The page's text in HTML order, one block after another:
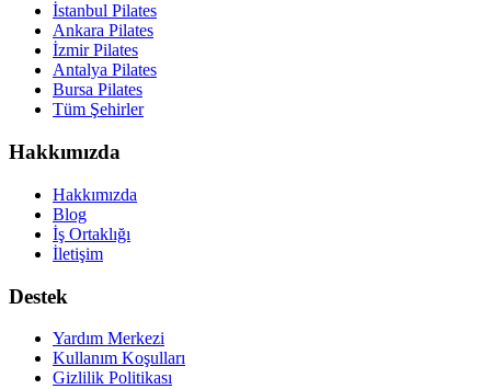
İstanbul Pilates
Ankara Pilates
İzmir Pilates
Antalya Pilates
Bursa Pilates
Tüm Şehirler
Hakkımızda
Hakkımızda
Blog
İş Ortaklığı
İletişim
Destek
Yardım Merkezi
Kullanım Koşulları
Gizlilik Politikası